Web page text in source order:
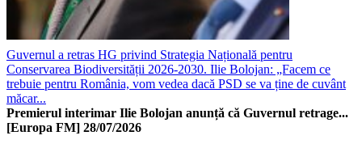
Guvernul a retras HG privind Strategia Națională pentru
Conservarea Biodiversității 2026-2030. Ilie Bolojan: „Facem ce
trebuie pentru România, vom vedea dacă PSD se va ține de cuvânt
măcar...
Premierul interimar Ilie Bolojan anunță că Guvernul retrage...
[Europa FM] 28/07/2026